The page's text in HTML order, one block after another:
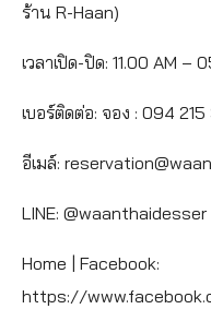
ร้าน R-Haan)
เวลาเปิด-ปิด: 11.00 AM –
เบอร์ติดต่อ: จอง : 094
อีเมล์:
LINE: @waanthaidesser
Home | Facebook:
https://